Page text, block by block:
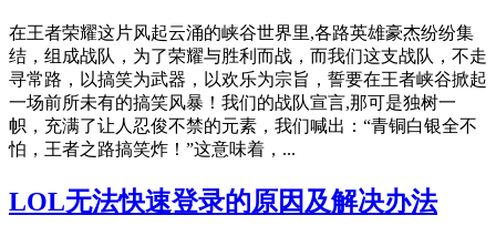
在王者荣耀这片风起云涌的峡谷世界里,各路英雄豪杰纷纷集
结，组成战队，为了荣耀与胜利而战，而我们这支战队，不走
寻常路，以搞笑为武器，以欢乐为宗旨，誓要在王者峡谷掀起
一场前所未有的搞笑风暴！我们的战队宣言,那可是独树一
帜，充满了让人忍俊不禁的元素，我们喊出：“青铜白银全不
怕，王者之路搞笑炸！”这意味着，...
LOL无法快速登录的原因及解决办法